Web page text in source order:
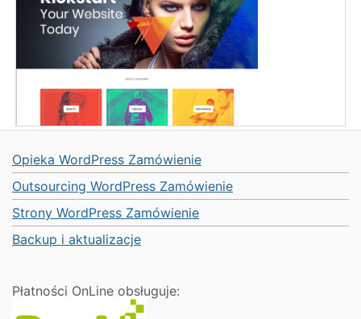
Opieka WordPress Zamówienie
Outsourcing WordPress Zamówienie
Strony WordPress Zamówienie
Backup i aktualizacje
Płatności OnLine obsługuje: